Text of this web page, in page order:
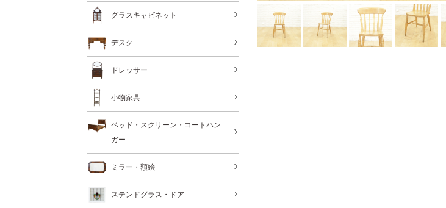
グラスキャビネット
デスク
ドレッサー
小物家具
ベッド・スクリーン・コートハン
ガー
ミラー・額絵
ステンドグラス・ドア